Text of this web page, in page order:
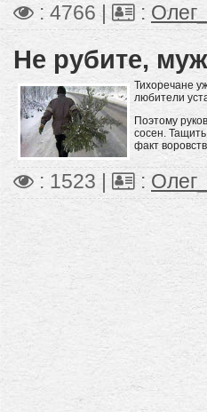
: 4766 | :
Не рубите,
Тихоречане
любители
Поэтому
сосен.
факт
: 1523 | :